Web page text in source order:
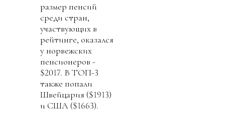
размер пенсий
среди стран,
участвующих в
рейтинге, оказался
у норвежских
пенсионеров -
$2017. В ТОП-3
также попали
Швейцария ($1913)
и США ($1663).